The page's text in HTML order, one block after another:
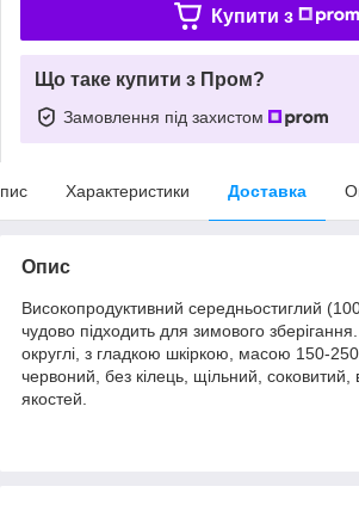
Купити з
Що таке купити з Пром?
Замовлення під захистом
Характеристики Доставка
Опис
Високопродуктивний середньостиглий
чудово підходить для зимового
округлі, з гладкою шкіркою, масою 150-
червоний, без кілець, щільний, соковитий,
якостей.